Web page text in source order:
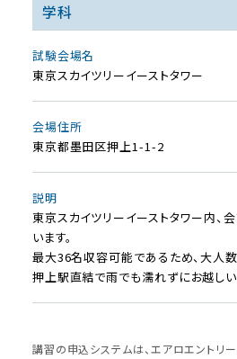
学科
試験会場名
東京スカイツリーイーストタワー
会場住所
東京都墨田区押上1-1-2
説明
東京スカイツリーイーストタワー内、
います。
最大36名収容可能であるため、大人
押上駅直結で雨でも濡れずにお越しい
講習の申込システムは、エアロエントリ